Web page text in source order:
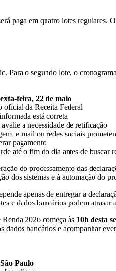
paga em quatro lotes regulares.
Para o segundo lote, o
feira, 22 de maio
oficial da Receita Federal
está correta
a necessidade de retificação
e-mail ou redes sociais
pagamento
até o fim do dia antes de buscar
do processamento das
dos sistemas e à automação do
apenas de entregar a
e dados bancários podem atrasar
2026 começa às 10h desta
dados bancários e acompanhar
Paulo